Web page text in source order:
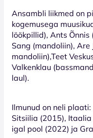
Ansambli liikmed on
kogemusega
löökpillid), Ants Õnnis
Sang (mandoliin), Are
mandoliin),Teet
Valkenklau
Ilmunud on neli
Sitsiilia (2015),
igal pool (2022) ja